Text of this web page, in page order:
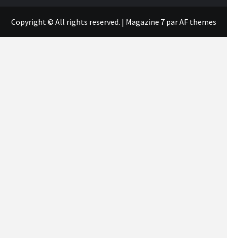
Copyright © All rights reserved. | Magazine 7par AF themes